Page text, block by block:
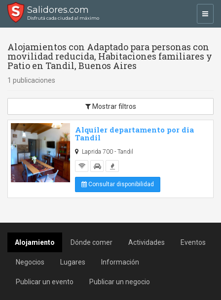
Salidores.com
Disfrutá cada ciudad al máximo
Alojamientos con Adaptado para personas con
movilidad reducida, Habitaciones familiares y
Patio en Tandil, Buenos Aires
1 publicaciones
Mostrar filtros
Alquiler departamento por dia
Tandil
Laprida 700 - Tandil
Consultar disponibilidad
Alojamiento Dónde comer Actividades Eventos
Negocios Lugares Información
Publicar un evento Publicar un negocio